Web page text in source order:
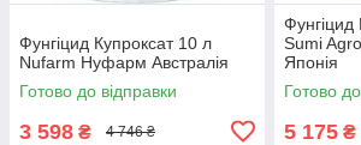
Фунгіцид Купроксат 10 л
Nufarm Нуфарм Австралія
Готово до відправки
3 598 ₴ 4 746 ₴
Фунгіцид
Sumi
Японія
Готово
5 175 ₴